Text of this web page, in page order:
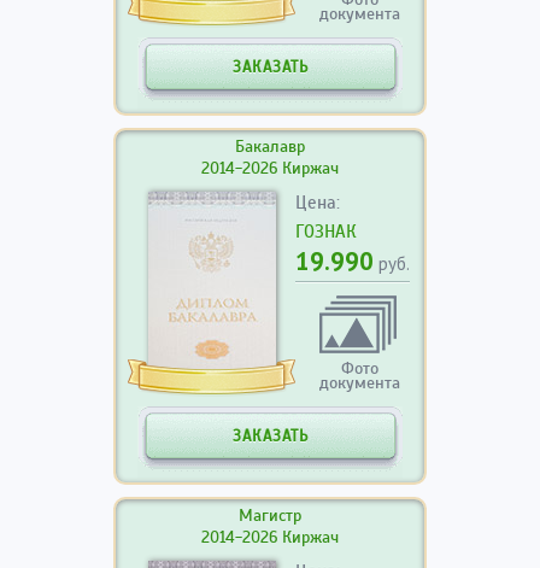
документа
ЗАКАЗАТЬ
Бакалавр
2014-2026 Киржач
Цена:
ГОЗНАК
19.990 руб.
Фото
документа
ЗАКАЗАТЬ
Магистр
2014-2026 Киржач